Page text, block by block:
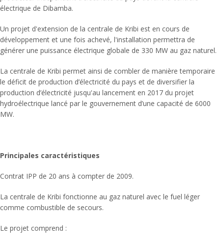
électrique de Dibamba.
Un projet d'extension de la centrale de Kribi est en cours de
développement et une fois achevé, l'installation permettra de
générer une puissance électrique globale de 330 MW au gaz naturel.
La centrale de Kribi permet ainsi de combler de manière temporaire
le déficit de production d’électricité du pays et de diversifier la
production d’électricité jusqu'au lancement en 2017 du projet
hydroélectrique lancé par le gouvernement d’une capacité de 6000
MW.
Principales caractéristiques
Contrat IPP de 20 ans à compter de 2009.
La centrale de Kribi fonctionne au gaz naturel avec le fuel léger
comme combustible de secours.
Le projet comprend :